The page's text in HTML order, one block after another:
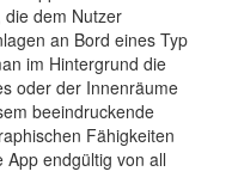
die dem Nutzer
an Bord eines Typ
im Hintergrund die
oder der Innenräume
beeindruckende
Fähigkeiten
App endgültig von all